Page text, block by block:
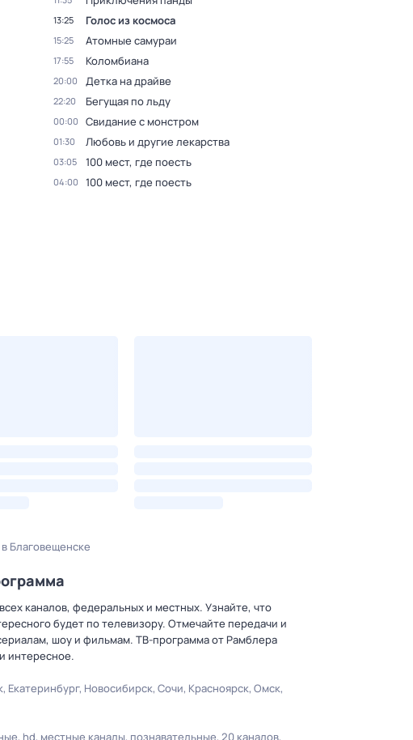
13:25 Голос из космоса
15:25 Атомные самураи
17:55 Коломбиана
20:00 Детка на драйве
22:20 Бегущая по льду
00:00 Свидание с монстром
01:30 Любовь и другие лекарства
03:05 100 мест, где поесть
04:00 100 мест, где поесть
Благовещенске
каналов, федеральных и местных. Узнайте, что
будет по телевизору. Отмечайте передачи и
шоу и фильмам. ТВ-программа от Рамблера
интересное.
Екатеринбург Новосибирск Сочи Красноярск Омск
hd местные каналы познавательные 20 каналов